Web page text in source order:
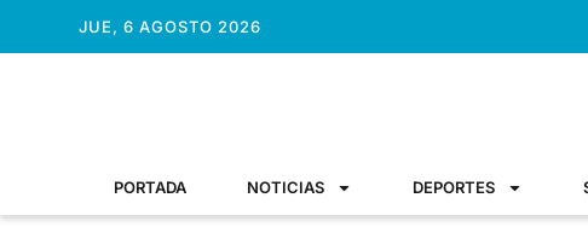
JUE, 6 AGOSTO 2026
PORTADA NOTICIAS DEPORTES